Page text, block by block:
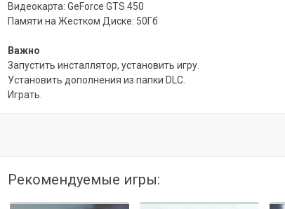
Видеокарта: GeForce GTS 450
Памяти на Жестком Диске: 50Гб
Важно
Запустить инсталлятор, установить игру.
Установить дополнения из папки DLC.
Играть.
Рекомендуемые игры: